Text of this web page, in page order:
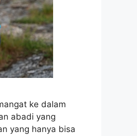
ke dalam
abadi yang
yang hanya bisa